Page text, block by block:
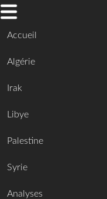
Accueil
Algérie
Irak
Libye
Palestine
Syrie
Analyses